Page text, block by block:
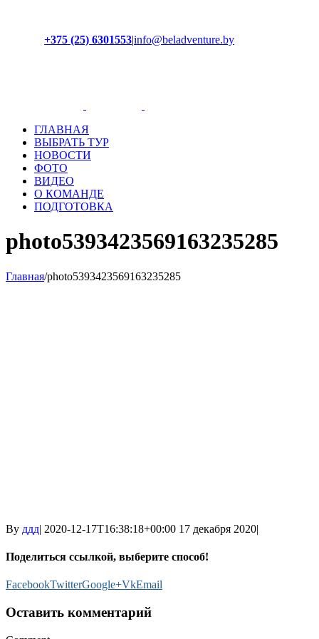
+375 (25) 6301553|info@beladventure.by
ГЛАВНАЯ
ВЫБРАТЬ ТУР
НОВОСТИ
ФОТО
ВИДЕО
О КОМАНДЕ
ПОДГОТОВКА
photo5393423569163235285
Главная/photo5393423569163235285
By ддд| 2020-12-17T16:38:18+00:00 17 декабря 2020|
Поделиться ссылкой, выберите способ!
FacebookTwitterGoogle+VkEmail
Оставить комментарий